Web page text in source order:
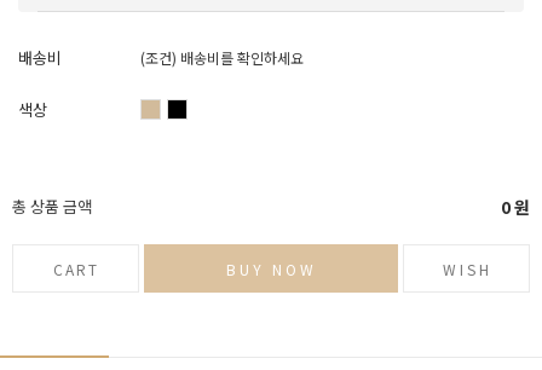
배송비 (조건) 배송비를 확인하세요
색상
총 상품 금액 0원
CART BUY NOW WISH